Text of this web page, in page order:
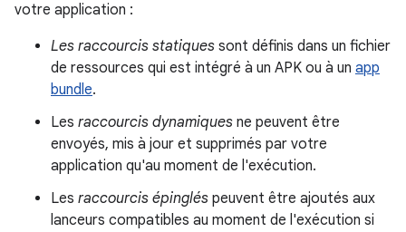
votre application :
Les raccourcis statiques sont définis dans un fichier
de ressources qui est intégré à un APK ou à un app
bundle.
Les raccourcis dynamiques ne peuvent être
envoyés, mis à jour et supprimés par votre
application qu'au moment de l'exécution.
Les raccourcis épinglés peuvent être ajoutés aux
lanceurs compatibles au moment de l'exécution si